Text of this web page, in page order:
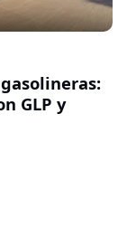
GLP y